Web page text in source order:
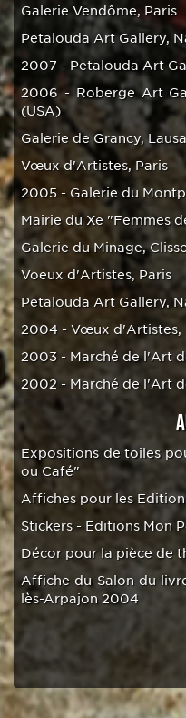
Galerie Vendôme, Paris
Petalouda Art Gallery,
2007 - Petalouda Art
2006 - Roberge Art
(USA)
Galerie de Grancy,
Vœux d'Artistes, Paris
2005 - Galerie du
Mairie du Xe "Femmes
Galerie du Minage,
Voeux d'Artistes, Paris
Petalouda Art Gallery,
2004 - Vœux d'Artistes,
2003 - Marché de l'Art
2002 - Marché de l'Art
Expositions de toiles
ou Café"
Affiches pour les
Stickers - Editions Mon
Décor pour la pièce de
Affiche du Salon du
lès-Arpajon 2004